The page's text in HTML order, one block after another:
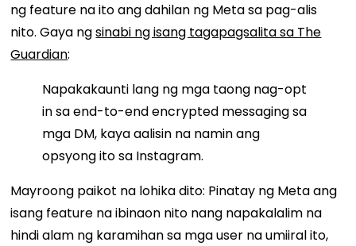
ng feature na ito ang dahilan ng Meta sa pag-alis
nito. Gaya ngsinabi ng isang tagapagsalita sa The
Guardian:
Napakakaunti lang ng mga taong nag-opt
in sa end-to-end encrypted messaging sa
mga DM, kaya aalisin na namin ang
opsyong ito sa Instagram.
Mayroong paikot na lohika dito: Pinatay ng Meta ang
isang feature na ibinaon nito nang napakalalim na
hindi alam ng karamihan sa mga user na umiiral ito,